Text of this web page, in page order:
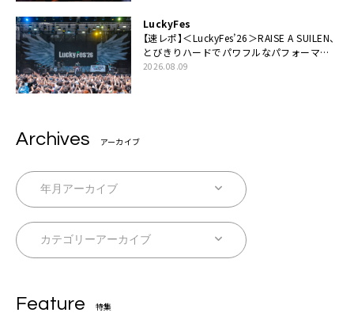
LuckyFes
【速レポ】＜LuckyFes’26＞RAISE A SUILEN、
とびきりハードでパワフルなパフォーマン
ス「一緒に踊っていただけますか？」
2026.08.09
Archives アーカイブ
Feature 特集